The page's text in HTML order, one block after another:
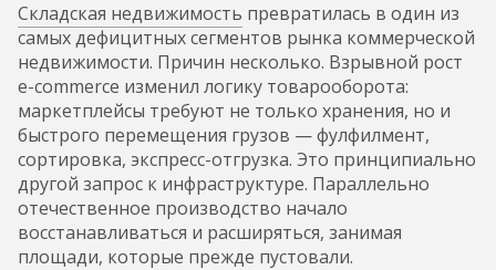
Складская недвижимость превратилась в один из
самых дефицитных сегментов рынка коммерческой
недвижимости. Причин несколько. Взрывной рост
e-commerce изменил логику товарооборота:
маркетплейсы требуют не только хранения, но и
быстрого перемещения грузов — фулфилмент,
сортировка, экспресс-отгрузка. Это принципиально
другой запрос к инфраструктуре. Параллельно
отечественное производство начало
восстанавливаться и расширяться, занимая
площади, которые прежде пустовали.